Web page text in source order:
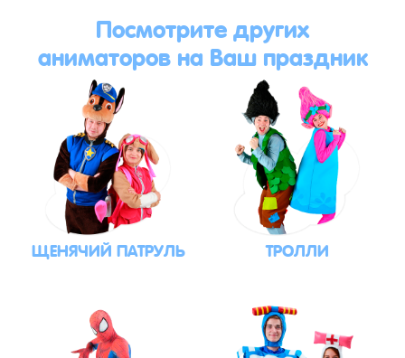
Посмотрите других
аниматоров на Ваш праздник
ЩЕНЯЧИЙ ПАТРУЛЬ ТРОЛЛИ